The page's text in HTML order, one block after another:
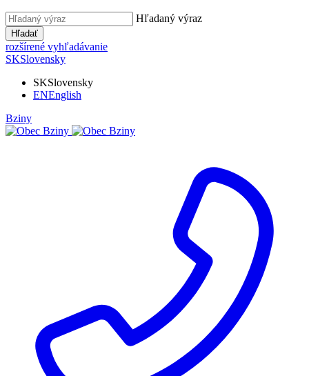
Hľadaný výraz
Hľadať
rozšírené vyhľadávanie
SKSlovensky
SKSlovensky
ENEnglish
Bziny